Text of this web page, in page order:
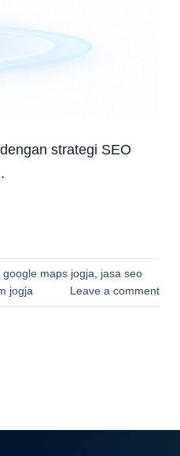
strategi SEO
google maps jogja
jasa seo
jogja Leave a comment